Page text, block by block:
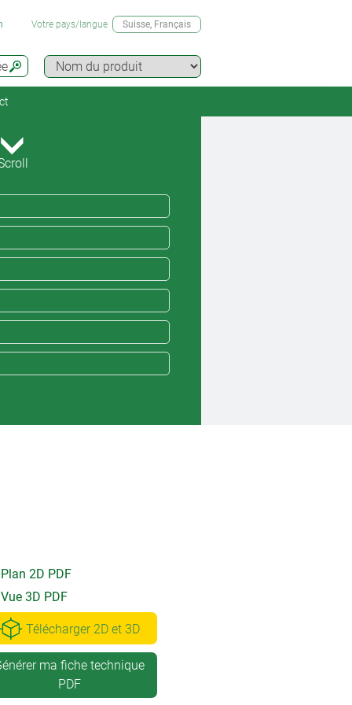
Votre pays/langue Suisse, Français
Plan 2D PDF
Vue 3D PDF
Télécharger 2D et 3D
ma fiche technique
PDF